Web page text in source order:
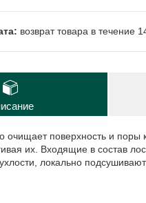
возврат товара в течение
очищает поверхность и поры
их. Входящие в состав
локально